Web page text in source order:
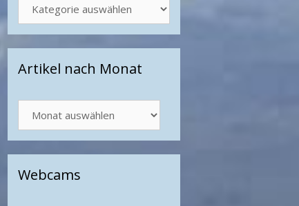
Artikel nach Monat
nach
Monat
Webcams